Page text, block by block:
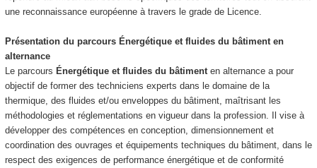
une reconnaissance européenne à travers le grade de Licence.
Présentation du parcours Énergétique et fluides du bâtiment en
alternance
Le parcours Énergétique et fluides du bâtimenten alternancea pour
objectif de former des techniciens experts dans le domaine de la
thermique, des fluides et/ou enveloppes du bâtiment, maîtrisant les
méthodologies et réglementations en vigueur dans la profession. Il vise à
développer des compétences en conception, dimensionnement et
coordination des ouvrages et équipements techniques du bâtiment, dans le
respect des exigences de performance énergétique et de conformité